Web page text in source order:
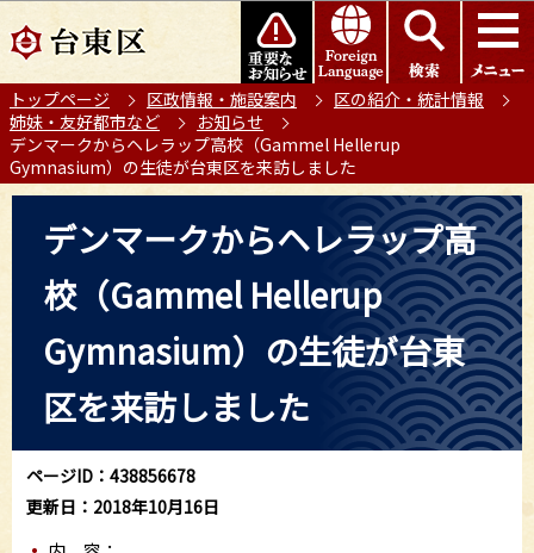
の
ー
ジ
の
先
このページの本文へ移動
トップページ 区政情報・施設案内
区の紹介・統計情報
姉妹・友好都市など
お知らせ
デンマークからヘレラップ高校（Gammel Hellerup
Gymnasium）の生徒が台東区を来訪しました
デンマークからヘレラップ高
校（Gammel Hellerup
Gymnasium）の生徒が台東
区を来訪しました
ページID：438856678
更新日：2018年10月16日